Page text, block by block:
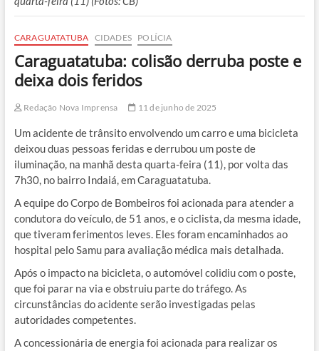
CARAGUATATUBA CIDADES POLÍCIA
Caraguatatuba: colisão derruba poste e
deixa dois feridos
Redação Nova Imprensa 11 de junho de 2025
Um acidente de trânsito envolvendo um carro e uma bicicleta
deixou duas pessoas feridas e derrubou um poste de
iluminação, na manhã desta quarta-feira (11), por volta das
7h30, no bairro Indaiá, em Caraguatatuba.
A equipe do Corpo de Bombeiros foi acionada para atender a
condutora do veículo, de 51 anos, e o ciclista, da mesma idade,
que tiveram ferimentos leves. Eles foram encaminhados ao
hospital pelo Samu para avaliação médica mais detalhada.
Após o impacto na bicicleta, o automóvel colidiu com o poste,
que foi parar na via e obstruiu parte do tráfego. As
circunstâncias do acidente serão investigadas pelas
autoridades competentes.
A concessionária de energia foi acionada para realizar os